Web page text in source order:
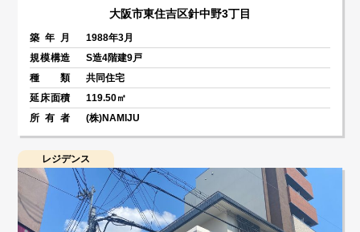
大阪市東住吉区針中野3丁目
築年月
1988年3月
規模構造
S造4階建9戸
種類
共同住宅
延床面積
119.50㎡
所有者
(株)NAMIJU
レジデンス